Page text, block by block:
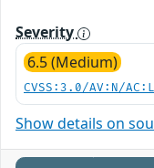
Severity
6.5 (Medium)
CVSS:3.0/AV:N/
Show details on